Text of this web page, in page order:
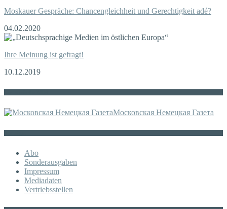
Moskauer Gespräche: Chancengleichheit und Gerechtigkeit adé?
04.02.2020
Ihre Meinung ist gefragt!
10.12.2019
Московская Немецкая Газета
Abo
Sonderausgaben
Impressum
Mediadaten
Vertriebsstellen